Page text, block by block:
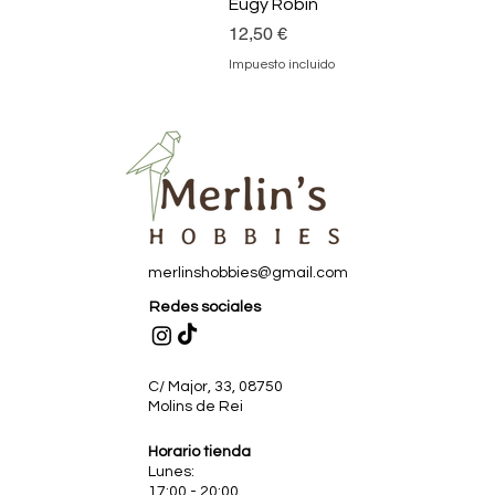
Eugy Robin
Precio
12,50 €
Impuesto incluido
merlinshobbies@gmail.com
Redes sociales
C/ Major, 33, 08750
Molins de Rei
Horario tienda
Lunes:
17:00 - 20:00